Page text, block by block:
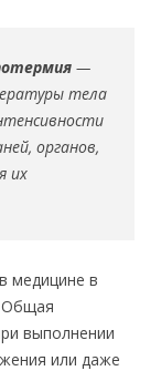
—
тела
органов,
их
медицине в
Общая
выполнении
или даже